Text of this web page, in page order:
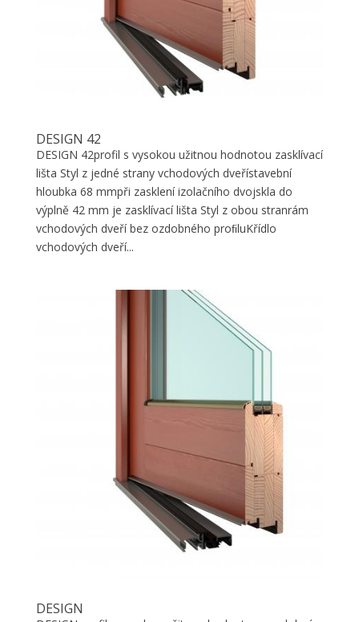
DESIGN 42
DESIGN 42profil s vysokou užitnou hodnotou zasklívací
lišta Styl z jedné strany vchodových dveřístavební
hloubka 68 mmpři zasklení izolačního dvojskla do
výplně 42 mm je zasklívací lišta Styl z obou stranrám
vchodových dveří bez ozdobného proﬁluKřídlo
vchodových dveří...
DESIGN